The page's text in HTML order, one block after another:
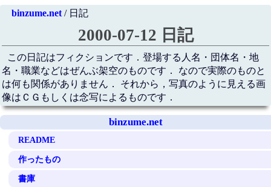
binzume.net/ 日記
2000-07-12 日記
この日記はフィクションです．登場する人名・団体名・地
名・職業などはぜんぶ架空のものです． なので実際のものと
は何も関係がありません． それから，写真のように見える画
像はＣＧもしくは念写によるものです．
binzume.net
README
作ったもの
書庫